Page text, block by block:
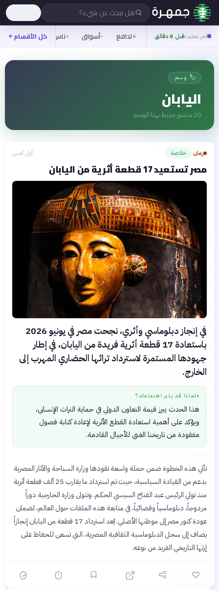
هل تبحث عن شيء؟
آخر تحديثقبل 8 دقائق تدافع أسواق ناس روح
كل الأقسام
🏷️ وسم
اليابان
20 منشور مرتبط بهذا الوسم
زمان› خلاصة أول أمس
مصر تستعيد 17 قطعة أثرية من اليابان
في إنجاز دبلوماسي وأثري، نجحت مصر في يونيو 2026
باستعادة 17 قطعة أثرية فريدة من اليابان، في إطار
جهودها المستمرة لاسترداد تراثها الحضاري المهرب إلى
الخارج.
● لماذا قد يثير اهتمامك؟
هذا الحدث يبرز قيمة التعاون الدولي في حماية التراث الإنساني،
ويؤكد على أهمية استعادة القطع الأثرية لإعادة كتابة فصول
مفقودة من تاريخنا الغني للأجيال القادمة.
تأتي هذه الخطوة ضمن حملة واسعة تقودها وزارة السياحة والآثار المصرية
بدعم من القيادة السياسية، حيث تم استرداد ما يقارب 25 ألف قطعة أثرية
منذ تولي الرئيس عبد الفتاح السيسي الحكم. وتتولى وزارة الخارجية دوراً
مزدوجاً، دبلوماسياً وقضائياً، في متابعة هذه الملفات حول العالم، لضمان
عودة كنوز مصر إلى موطنها الأصلي. يُعد استرداد 17 قطعة من اليابان إنجازاً
يضاف إلى سجل الدبلوماسية الثقافية المصرية، التي تسعى للحفاظ على
إرثها التاريخي الفريد من نوعه.